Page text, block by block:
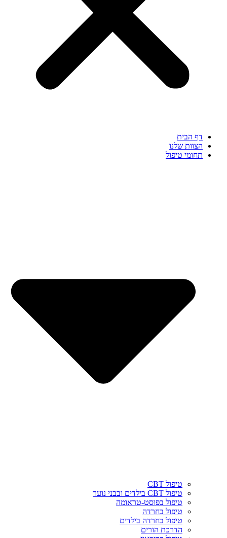
דף הבית
הצוות שלנו
תחומי טיפול
טיפול CBT
טיפול CBT בילדים ובבני נוער
טיפול בפוסט-טראומה
טיפול בחרדה
טיפול בחרדה בילדים
הדרכת הורים